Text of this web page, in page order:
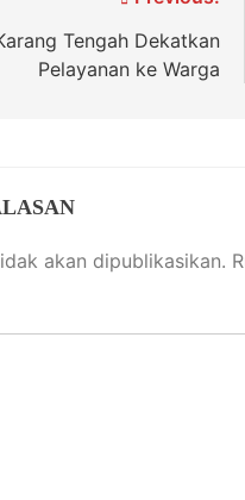
Tengah Dekatkan
Pelayanan ke Warga
akan dipublikasikan.